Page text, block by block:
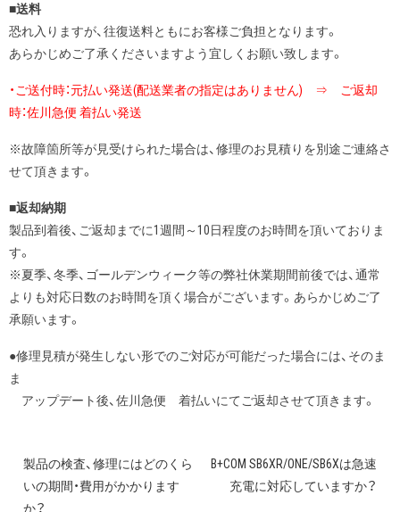
■送料
恐れ入りますが、往復送料ともにお客様ご負担となります。
あらかじめご了承くださいますよう宜しくお願い致します。
・ご送付時：元払い発送(配送業者の指定はありません) ⇒ ご返却
時：佐川急便 着払い発送
※故障箇所等が見受けられた場合は、修理のお見積りを別途ご連絡さ
せて頂きます。
■返却納期
製品到着後、ご返却までに1週間～10日程度のお時間を頂いておりま
す。
※夏季、冬季、ゴールデンウィーク等の弊社休業期間前後では、通常
よりも対応日数のお時間を頂く場合がございます。あらかじめご了
承願います。
●修理見積が発生しない形でのご対応が可能だった場合には、そのま
ま
アップデート後、佐川急便 着払いにてご返却させて頂きます。
投
稿
製品の検査、修理にはどのくら
いの期間・費用がかかります
か？
B+COM SB6XR/ONE/SB6Xは急速
充電に対応していますか？